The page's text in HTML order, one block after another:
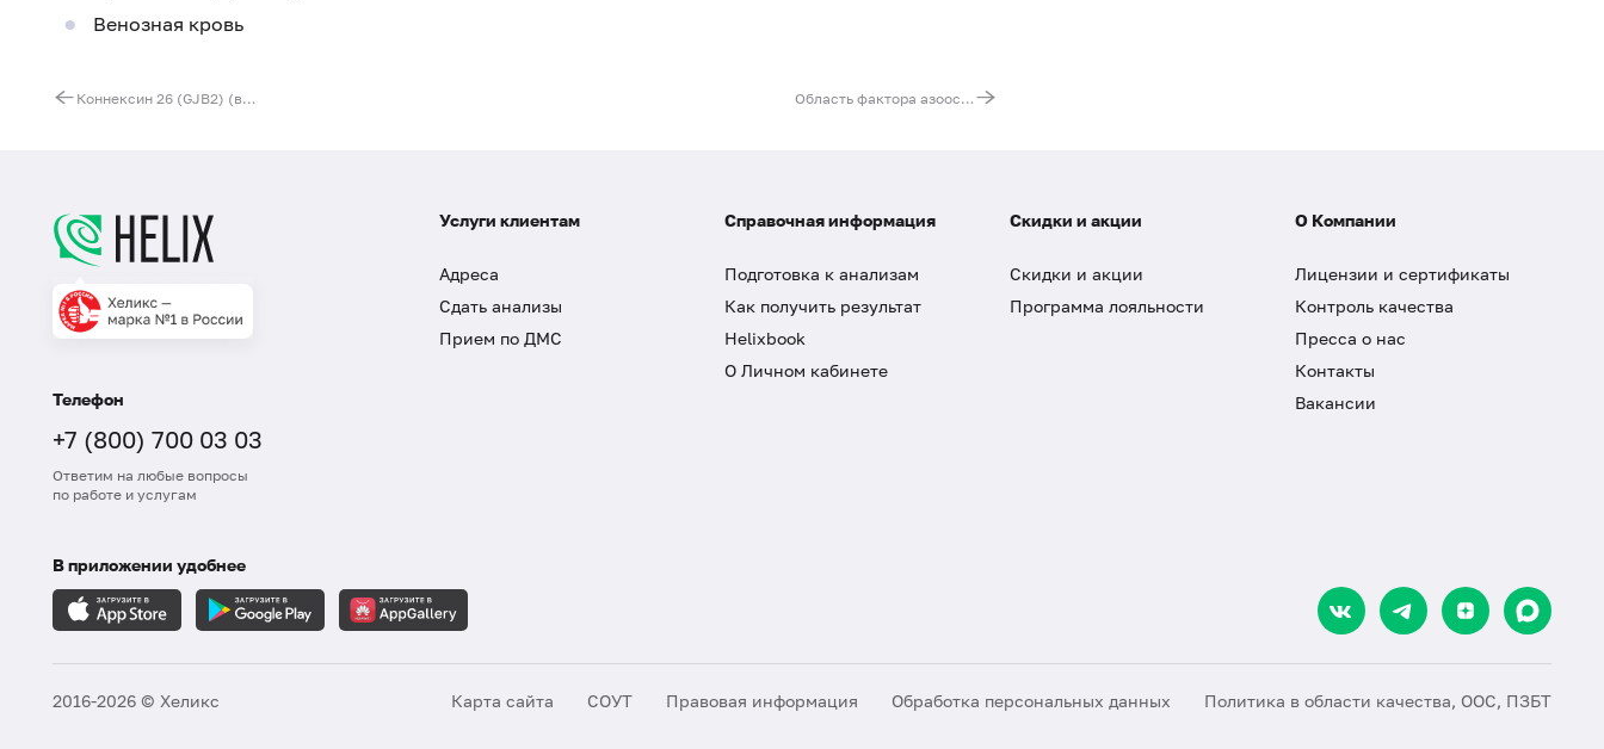
Венозная кровь
Коннексин 26 (GJB2) (все мутации) Область фактора азооспермии (Locus AFR). Выявление мутации del AZFa, AZFb, AZFc (множественные изменения в регуляции синтеза и структуре белков)
Телефон
+7 (800) 700 03 03
Ответим на любые вопросы
по работе и услугам
Услуги клиентам
Адреса
Сдать анализы
Прием по ДМС
Справочная информация
Подготовка к анализам
Как получить результат
Helixbook
О Личном кабинете
Скидки и акции
Скидки и акции
Программа лояльности
О Компании
Лицензии и сертификаты
Контроль качества
Пресса о нас
Контакты
Вакансии
В приложении удобнее
2016-2026 © Хеликс Карта сайта СОУТ Правовая информация Обработка персональных данных Политика в области качества, ООС, ПЗБТ